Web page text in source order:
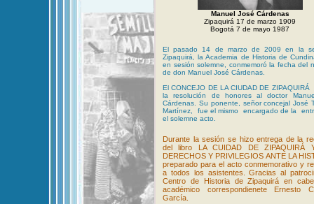
Manuel José Cárdenas
Zipaquirá 17 de marzo 1909
Bogotá 7 de mayo 1987
El pasado 14 de marzo de 2009 en la
Zipaquirá, la Academia de Historia de
en sesión solemne, conmemoró la fecha del
de don Manuel José Cárdenas.
El CONCEJO DE LA CIUDAD DE ZIPAQUIRÁ
la resolución de honores al doctor
Cárdenas. Su ponente, señor concejal José
Martínez, fue el mismo encargado de la
el solemne acto.
Durante la sesión se hizo entrega de la
del libro LA CUIDAD DE ZIPAQUIRÁ
DERECHOS Y PRIVILEGIOS ANTE LA
preparado para el acto conmemorativo y
a todos los asistentes. Gracias al
Centro de Historia de Zipaquirá en
académico correspondienete Ernesto
García.